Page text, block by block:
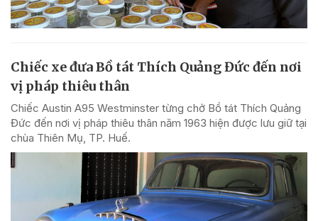
Chiếc xe đưa Bồ tát Thích Quảng Đức đến nơi
vị pháp thiêu thân
Chiếc Austin A95 Westminster từng chở Bồ tát Thích Quảng
Đức đến nơi vị pháp thiêu thân năm 1963 hiện được lưu giữ tại
chùa Thiên Mụ, TP. Huế.